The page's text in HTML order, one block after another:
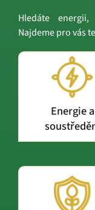
Hledáte
Najdeme pro vás
Energie a